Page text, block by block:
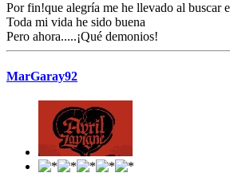
Por fin!que alegría me he llevado al buscar
Toda mi vida he sido buena
Pero ahora.....¡Qué demonios!
MarGaray92